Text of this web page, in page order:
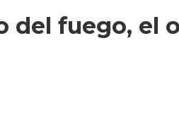
del fuego, el